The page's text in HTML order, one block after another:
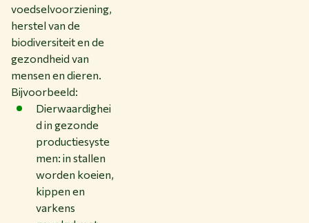
voedselvoorziening,
herstel van de
biodiversiteit en de
gezondheid van
mensen en dieren.
Bijvoorbeeld:
Dierwaardighei
d in gezonde
productiesyste
men: in stallen
worden koeien,
kippen en
varkens